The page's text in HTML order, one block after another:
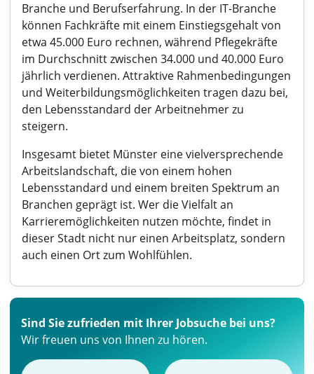
Branche und Berufserfahrung. In der IT-Branche
können Fachkräfte mit einem Einstiegsgehalt von
etwa 45.000 Euro rechnen, während Pflegekräfte
im Durchschnitt zwischen 34.000 und 40.000 Euro
jährlich verdienen. Attraktive Rahmenbedingungen
und Weiterbildungsmöglichkeiten tragen dazu bei,
den Lebensstandard der Arbeitnehmer zu
steigern.
Insgesamt bietet Münster eine vielversprechende
Arbeitslandschaft, die von einem hohen
Lebensstandard und einem breiten Spektrum an
Branchen geprägt ist. Wer die Vielfalt an
Karrieremöglichkeiten nutzen möchte, findet in
dieser Stadt nicht nur einen Arbeitsplatz, sondern
auch einen Ort zum Wohlfühlen.
Sind Sie zufrieden mit Ihrer Jobsuche bei uns?
Wir freuen uns von Ihnen zu hören.